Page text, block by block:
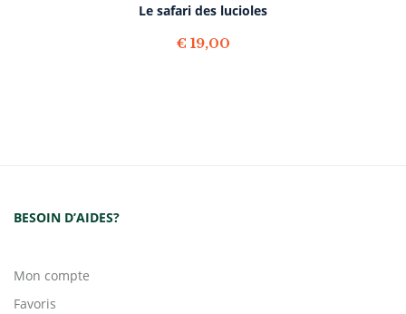
Le safari des lucioles
€ 19,00
BESOIN D’AIDES?
Mon compte
Favoris